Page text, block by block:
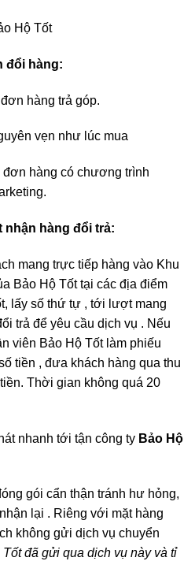
Hộ Tốt
đổi hàng:
hàng trả góp.
vẹn như lúc mua
hàng có chương trình
nhận hàng đổi trả:
mang trực tiếp hàng vào Khu
Bảo Hộ Tốt tại các địa điểm
lấy số thứ tự , tới lượt mang
trả để yêu cầu dịch vụ . Nếu
viên Bảo Hộ Tốt làm phiếu
tiền , đưa khách hàng qua thu
Thời gian không quá 20
nhanh tới tận công ty Bảo Hộ
gói cẩn thận tránh hư hỏng,
lại . Riêng với mặt hàng
không gửi dịch vụ chuyển
đã gửi qua dịch vụ này và tỉ